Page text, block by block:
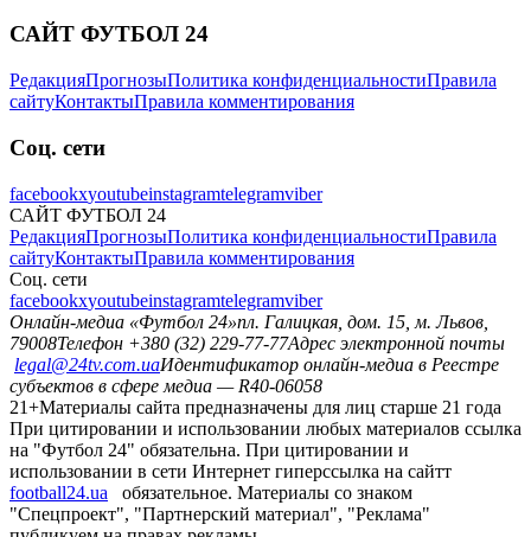
САЙТ ФУТБОЛ 24
РедакцияПрогнозыПолитика конфиденциальностиПравила
сайтуКонтактыПравила комментирования
Соц. сети
facebookxyoutubeinstagramtelegramviber
САЙТ ФУТБОЛ 24
РедакцияПрогнозыПолитика конфиденциальностиПравила
сайтуКонтактыПравила комментирования
Соц. сети
facebookxyoutubeinstagramtelegramviber
Онлайн-медиа «Футбол 24»пл. Галицкая, дом. 15, м. Львов,
79008Телефон +380 (32) 229-77-77Адрес электронной почты
legal@24tv.com.uaИдентификатор онлайн-медиа в Реестре
субъектов в сфере медиа — R40-06058
21+Материалы сайта предназначены для лиц старше 21 года
При цитировании и использовании любых материалов ссылка
на "Футбол 24" обязательна. При цитировании и
использовании в сети Интернет гиперссылка на сайтт
football24.ua
обязательное. Материалы со знаком
"Спецпроект", "Партнерский материал", "Реклама"